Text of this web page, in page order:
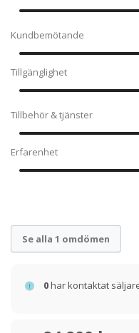
Kundbemötande
Tillgänglighet
Tillbehör & tjänster
Erfarenhet
Se alla 1 omdömen
0har kontaktat